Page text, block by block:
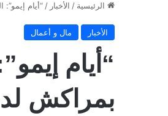
الرئيسية / الأخبار / “أيام
الأخبار مال و أعمال
“أيام
بمراكش